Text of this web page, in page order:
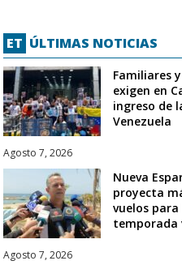
ET ÚLTIMAS NOTICIAS
Familiares
exigen en
ingreso de
Venezuela
Agosto 7, 2026
Nueva
proyecta
vuelos para
temporada
Agosto 7, 2026